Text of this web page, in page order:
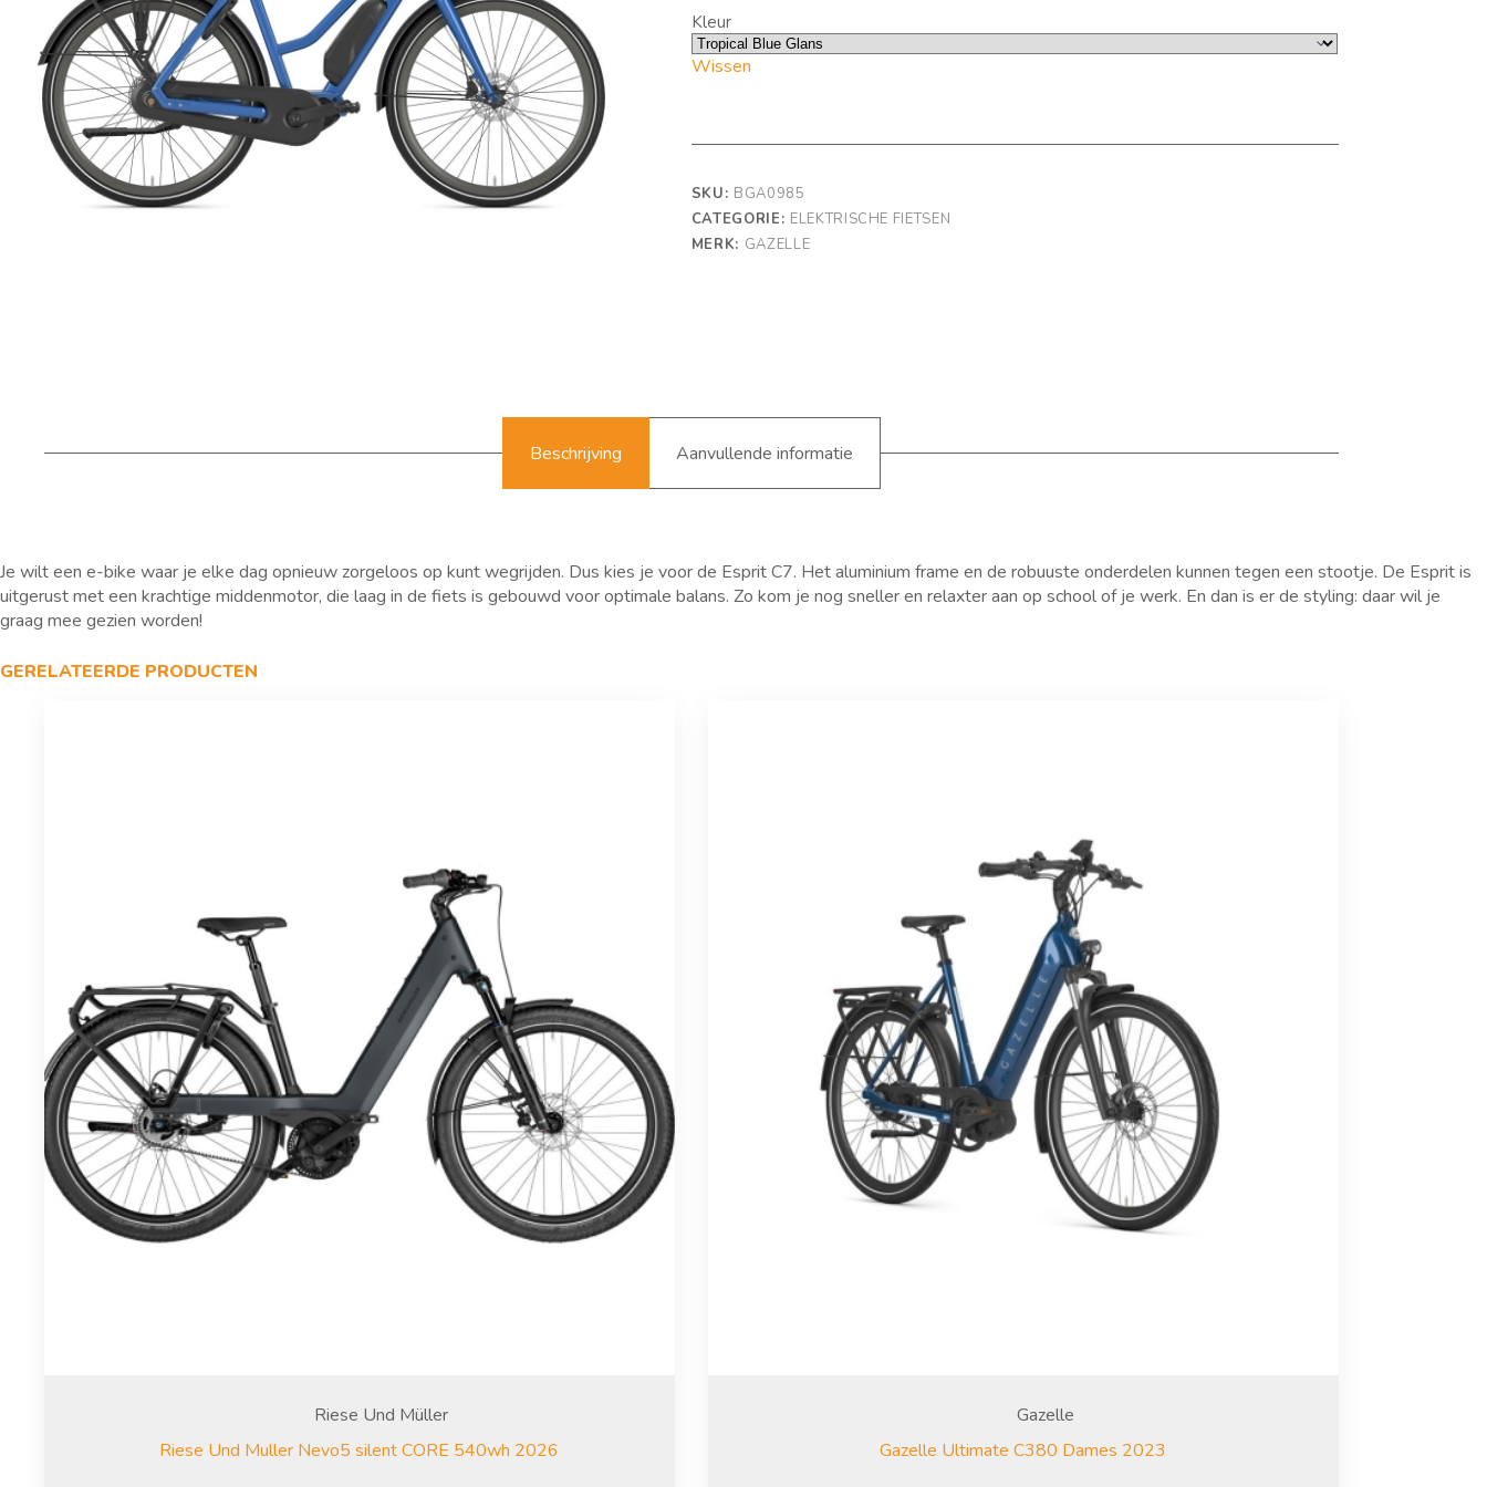
Kleur
Wissen
SKU: BGA0985
CATEGORIE: ELEKTRISCHE FIETSEN
MERK: GAZELLE
Beschrijving Aanvullende informatie
Je wilt een e-bike waar je elke dag opnieuw zorgeloos op kunt wegrijden. Dus kies je voor de Esprit C7. Het aluminium frame en de robuuste onderdelen kunnen tegen een stootje. De Esprit is
uitgerust met een krachtige middenmotor, die laag in de fiets is gebouwd voor optimale balans. Zo kom je nog sneller en relaxter aan op school of je werk. En dan is er de styling: daar wil je
graag mee gezien worden!
GERELATEERDE PRODUCTEN
Riese Und Müller
Riese Und Muller Nevo5 silent CORE 540wh 2026
Gazelle
Gazelle Ultimate C380 Dames 2023